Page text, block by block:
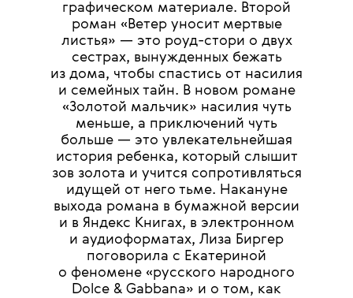
графическом материале. Второй
роман «Ветер уносит мертвые
листья» — это роуд-стори о двух
сестрах, вынужденных бежать
из дома, чтобы спастись от насилия
и семейных тайн. В новом романе
«Золотой мальчик» насилия чуть
меньше, а приключений чуть
больше — это увлекательнейшая
история ребенка, который слышит
зов золота и учится сопротивляться
идущей от него тьме. Накануне
выхода романа в бумажной версии
и в Яндекс Книгах, в электронном
и аудиоформатах, Лиза Биргер
поговорила с Екатериной
о феномене «русского народного
Dolce & Gabbana» и о том, как